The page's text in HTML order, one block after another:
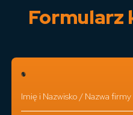
Imię i Nazwisko / Nazwa firmy